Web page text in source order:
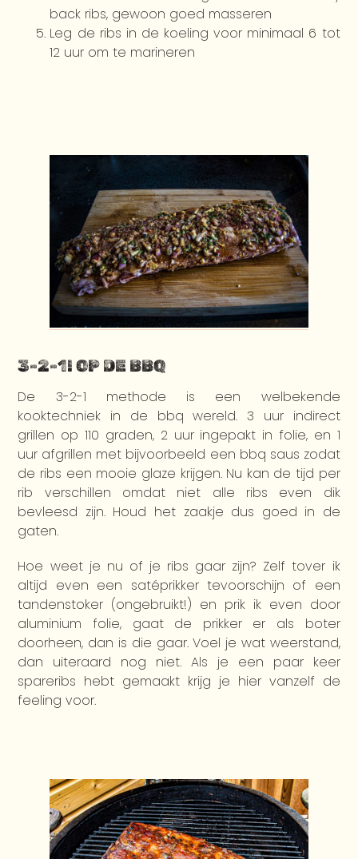
back ribs, gewoon goed masseren
Leg de ribs in de koeling voor minimaal 6 tot
12 uur om te marineren
3-2-1! OP DE BBQ
De 3-2-1 methode is een welbekende
kooktechniek in de bbq wereld. 3 uur indirect
grillen op 110 graden, 2 uur ingepakt in folie, en 1
uur afgrillen met bijvoorbeeld een bbq saus zodat
de ribs een mooie glaze krijgen. Nu kan de tijd per
rib verschillen omdat niet alle ribs even dik
bevleesd zijn. Houd het zaakje dus goed in de
gaten.
Hoe weet je nu of je ribs gaar zijn? Zelf tover ik
altijd even een satéprikker tevoorschijn of een
tandenstoker (ongebruikt!) en prik ik even door
aluminium folie, gaat de prikker er als boter
doorheen, dan is die gaar. Voel je wat weerstand,
dan uiteraard nog niet. Als je een paar keer
spareribs hebt gemaakt krijg je hier vanzelf de
feeling voor.